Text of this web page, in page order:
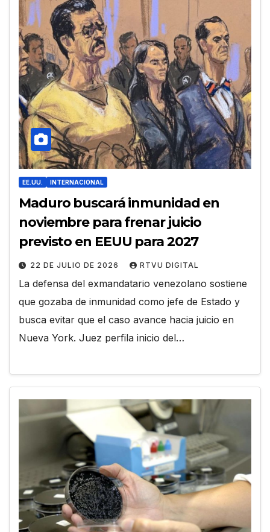
EE.UU. INTERNACIONAL
Maduro buscará inmunidad en
noviembre para frenar juicio
previsto en EEUU para 2027
22 DE JULIO DE 2026 RTVU DIGITAL
La defensa del exmandatario venezolano sostiene
que gozaba de inmunidad como jefe de Estado y
busca evitar que el caso avance hacia juicio en
Nueva York. Juez perfila inicio del…